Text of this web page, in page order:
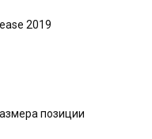
2019
позиции